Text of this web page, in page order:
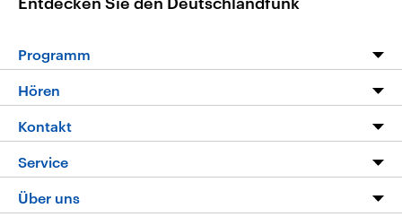
Programm
Programm
Die Nachrichten
Nachrichtenleicht
Neue Beiträge auf dlf.de
Hören
Livestream
Podcasts
Deutschlandfunk App
Kontakt
Hörerservice
Service
FAQ
Über uns